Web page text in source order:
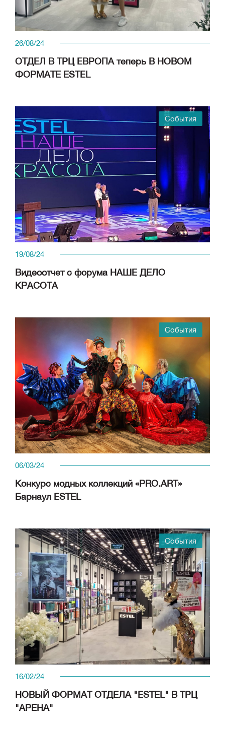
26/08/24
ОТДЕЛ В ТРЦ ЕВРОПА теперь В НОВОМ
ФОРМАТЕ ESTEL
События
19/08/24
Видеоотчет с форума НАШЕ ДЕЛО
КРАСОТА
События
06/03/24
Конкурс модных коллекций «PRO.ART»
Барнаул ESTEL
События
16/02/24
НОВЫЙ ФОРМАТ ОТДЕЛА "ESTEL" В ТРЦ
"АРЕНА"